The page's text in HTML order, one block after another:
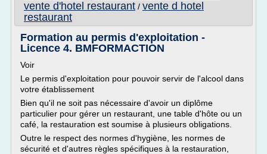
vente d'hotel restaurant / vente d hotel
restaurant
Formation au permis d'exploitation -
Licence 4. BMFORMACTION
Voir
Le permis d'exploitation pour pouvoir servir de l'alcool dans
votre établissement
Bien qu'il ne soit pas nécessaire d'avoir un diplôme
particulier pour gérer un restaurant, une table d'hôte ou un
café, la restauration est soumise à plusieurs obligations.
Outre le respect des normes d'hygiène, les normes de
sécurité et d'autres règles spécifiques à la restauration,